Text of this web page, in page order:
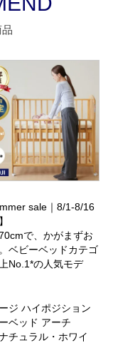
sale｜8/1-8/16
で、かがまずお
ベビーベッドカテゴ
No.1*の人気モデ
ジ ハイポジション
ベッド アーチ
チュラル・ホワイ